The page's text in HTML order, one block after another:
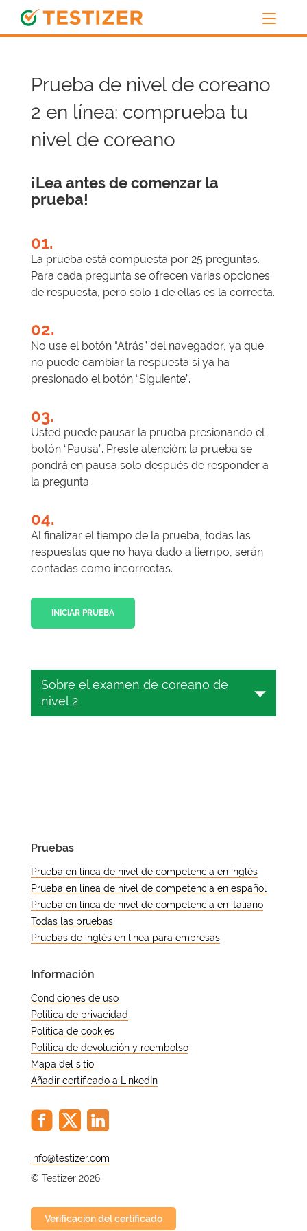
Prueba de nivel de coreano
2 en línea: comprueba tu
nivel de coreano
¡Lea antes de comenzar la
prueba!
01.
La prueba está compuesta por 25 preguntas.
Para cada pregunta se ofrecen varias opciones
de respuesta, pero solo 1 de ellas es la correcta.
02.
No use el botón “Atrás” del navegador, ya que
no puede cambiar la respuesta si ya ha
presionado el botón “Siguiente”.
03.
Usted puede pausar la prueba presionando el
botón “Pausa”. Preste atención: la prueba se
pondrá en pausa solo después de responder a
la pregunta.
04.
Al finalizar el tiempo de la prueba, todas las
respuestas que no haya dado a tiempo, serán
contadas como incorrectas.
INICIAR PRUEBA
Sobre el examen de coreano de
nivel 2
dominio sólido de las habilidades
comunicativas básicas. Este artículo
profundiza en los matices de la
prueba de nivel 2 de coreano,
guiándote a través de su estructura,
estrategias de preparación y los
línea.
Comprender los niveles
de dominio del coreano
El Test of Proficiency in Korean (TOPIK)
es una prueba estandarizada diseñada
coreano de hablantes no nativos.
centra en las habilidades lingüísticas
que puede mantener conversaciones
cotidianos y entender estructuras
Pruebas
Prueba en línea de nivel de competencia en inglés
Prueba en línea de nivel de competencia en español
Prueba en línea de nivel de competencia en italiano
Todas las pruebas
Pruebas de inglés en línea para empresas
Información
Condiciones de uso
Política de privacidad
Política de cookies
Política de devolución y reembolso
Mapa del sitio
Añadir certificado a LinkedIn
@
© Testizer 2026
Verificación del certificado